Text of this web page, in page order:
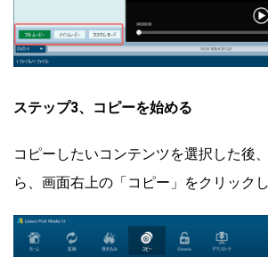
ステップ3、コピーを始める
コピーしたいコンテンツを選択した後
ら、画面右上の「コピー」をクリックし